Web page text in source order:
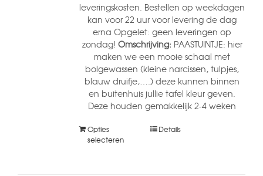
leveringskosten. Bestellen op weekdagen
kan voor 22 uur voor levering de dag
erna Opgelet: geen leveringen op
zondag! Omschrijving: PAASTUINTJE: hier
maken we een mooie schaal met
bolgewassen (kleine narcissen, tulpjes,
blauw druifje,….) deze kunnen binnen
en buitenhuis jullie tafel kleur geven.
Deze houden gemakkelijk 2-4 weken
Opties
selecteren
Details